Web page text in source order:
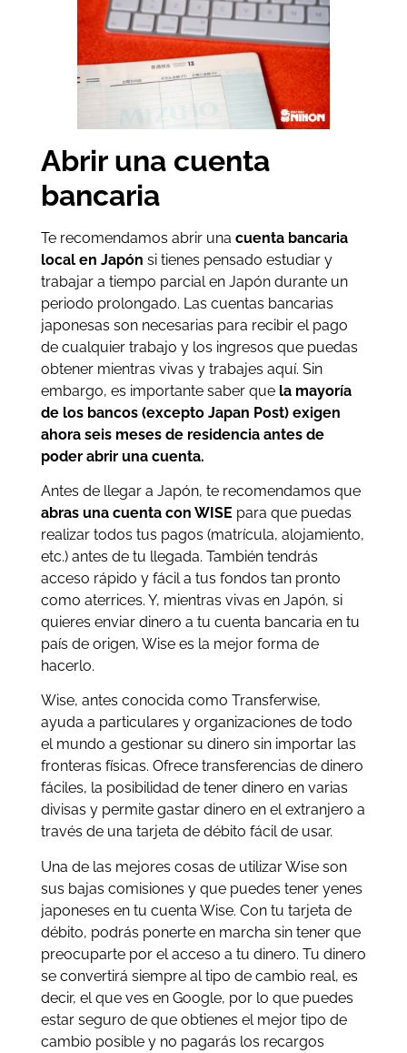
Abrir una cuenta
bancaria
Te recomendamos abrir una cuenta bancaria
local en Japón si tienes pensado estudiar y
trabajar a tiempo parcial en Japón durante un
periodo prolongado. Las cuentas bancarias
japonesas son necesarias para recibir el pago
de cualquier trabajo y los ingresos que puedas
obtener mientras vivas y trabajes aquí. Sin
embargo, es importante saber que la mayoría
de los bancos (excepto Japan Post) exigen
ahora seis meses de residencia antes de
poder abrir una cuenta.
Antes de llegar a Japón, te recomendamos que
abras una cuenta con WISE para que puedas
realizar todos tus pagos (matrícula, alojamiento,
etc.) antes de tu llegada. También tendrás
acceso rápido y fácil a tus fondos tan pronto
como aterrices. Y, mientras vivas en Japón, si
quieres enviar dinero a tu cuenta bancaria en tu
país de origen, Wise es la mejor forma de
hacerlo.
Wise, antes conocida como Transferwise,
ayuda a particulares y organizaciones de todo
el mundo a gestionar su dinero sin importar las
fronteras físicas. Ofrece transferencias de dinero
fáciles, la posibilidad de tener dinero en varias
divisas y permite gastar dinero en el extranjero a
través de una tarjeta de débito fácil de usar.
Una de las mejores cosas de utilizar Wise son
sus bajas comisiones y que puedes tener yenes
japoneses en tu cuenta Wise. Con tu tarjeta de
débito, podrás ponerte en marcha sin tener que
preocuparte por el acceso a tu dinero. Tu dinero
se convertirá siempre al tipo de cambio real, es
decir, el que ves en Google, por lo que puedes
estar seguro de que obtienes el mejor tipo de
cambio posible y no pagarás los recargos